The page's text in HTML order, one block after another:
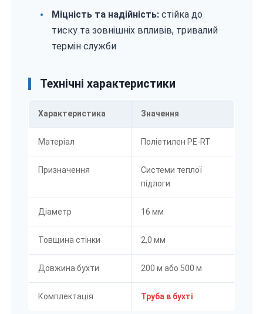
Міцність та надійність: стійка до
тиску та зовнішніх впливів, тривалий
термін служби
Технічні характеристики
Характеристика Значення
Матеріал Поліетилен PE-RT
Призначення
Системи теплої
підлоги
Діаметр 16 мм
Товщина стінки 2,0 мм
Довжина бухти 200 м або 500 м
Комплектація Труба в бухті